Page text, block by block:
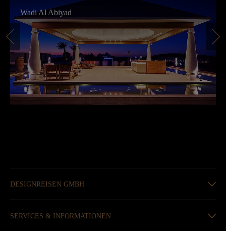
Wadi Al Abiyad
DESIGNREISEN GMBH
SERVICES & INFORMATIONEN